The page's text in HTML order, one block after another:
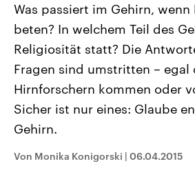
USA
Aktuelle Beiträge, Analysen und
Hintergründe
Wirtschaftlich und militärisch
gehören die Vereinigten Staaten zu
den mächtigsten Ländern der Erde,
mit großem Einfluss auf das
Sendungen Programm
Was passiert im Gehirn, wenn
beten? In welchem Teil des
Religiosität statt? Die
Fragen sind umstritten – egal
Hirnforschern kommen oder
Sicher ist nur eines: Glaube
Gehirn.
Von Monika Konigorski | 06.04.2015